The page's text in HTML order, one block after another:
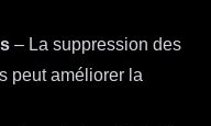
– La suppression des
peut améliorer la